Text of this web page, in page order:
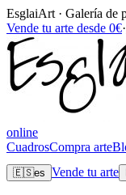
EsglaiArt · Galería de
Vende tu arte desde 0€·
online
CuadrosCompra arte
🇪🇸es Vende tu arte